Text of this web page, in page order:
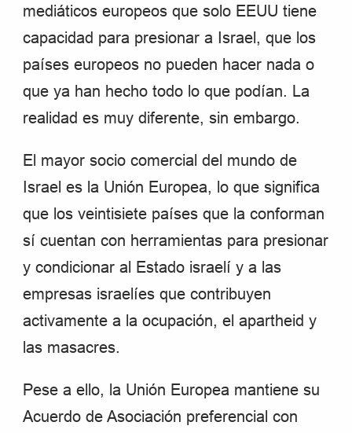
mediáticos europeos que solo EEUU tiene
capacidad para presionar a Israel, que los
países europeos no pueden hacer nada o
que ya han hecho todo lo que podían. La
realidad es muy diferente, sin embargo.
El mayor socio comercial del mundo de
Israel es la Unión Europea, lo que significa
que los veintisiete países que la conforman
sí cuentan con herramientas para presionar
y condicionar al Estado israelí y a las
empresas israelíes que contribuyen
activamente a la ocupación, el apartheid y
las masacres.
Pese a ello, la Unión Europea mantiene su
Acuerdo de Asociación preferencial con